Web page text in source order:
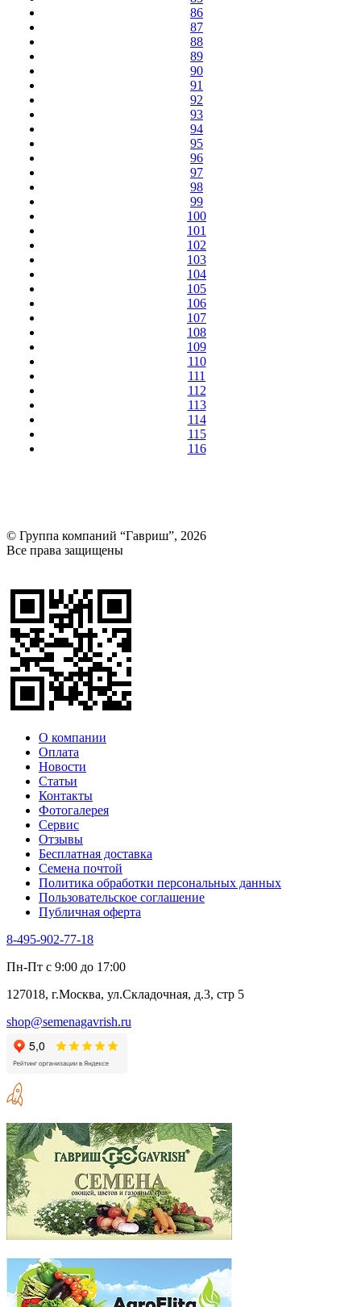
86
87
88
89
90
91
92
93
94
95
96
97
98
99
100
101
102
103
104
105
106
107
108
109
110
111
112
113
114
115
116
© Группа компаний “Гавриш”, 2026
Все права защищены
О компании
Оплата
Новости
Статьи
Контакты
Фотогалерея​
Сервис
Отзывы
Бесплатная доставка
Семена почтой
Политика обработки персональных данных
Пользовательское соглашение
Публичная оферта
8-495-902-77-18
Пн-Пт с 9:00 до 17:00
127018, г.Москва, ул.Складочная, д.3, стр 5
shop@semenagavrish.ru